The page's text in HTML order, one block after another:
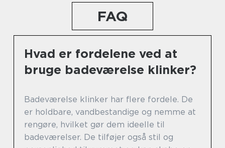
FAQ
Hvad er fordelene ved at
bruge badeværelse klinker?
Badeværelse klinker har flere fordele. De
er holdbare, vandbestandige og nemme at
rengøre, hvilket gør dem ideelle til
badeværelser. De tilføjer også stil og